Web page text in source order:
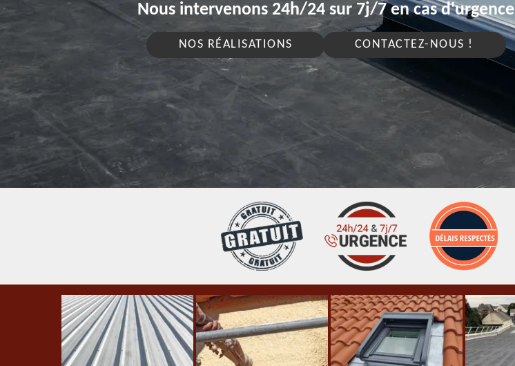
Nous intervenons 24h/24 sur 7j/7 en cas d'urgence
NOS RÉALISATIONS CONTACTEZ-NOUS !